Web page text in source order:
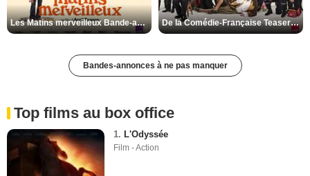
Les Matins merveilleux Bande-annonce VF De la Comédie-Française Teaser VF
Bandes-annonces à ne pas manquer
Top films au box office
1. L'Odyssée
Film - Action